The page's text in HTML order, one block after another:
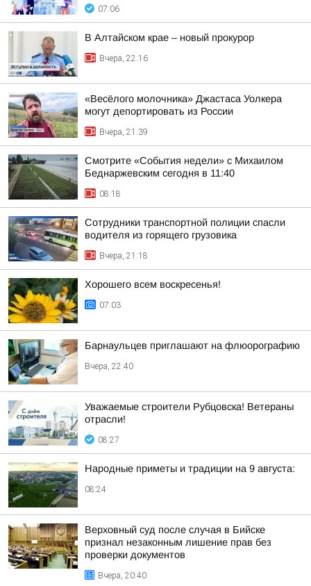
07:06
В Алтайском крае – новый прокурор
Вчера, 22:16
«Весёлого молочника» Джастаса Уолкера
могут депортировать из России
Вчера, 21:39
Смотрите «События недели» с Михаилом
Беднаржевским сегодня в 11:40
08:18
Сотрудники транспортной полиции спасли
водителя из горящего грузовика
Вчера, 21:18
Хорошего всем воскресенья!
07:03
Барнаульцев приглашают на флюорографию
Вчера, 22:40
Уважаемые строители Рубцовска! Ветераны
отрасли!
08:27
Народные приметы и традиции на 9 августа:
08:24
Верховный суд после случая в Бийске
признал незаконным лишение прав без
проверки документов
Вчера, 20:40